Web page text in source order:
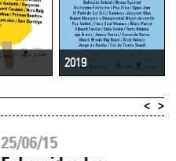
2019
25/06/15
< >